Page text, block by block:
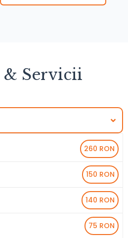
& Servicii
260 RON
150 RON
140 RON
75 RON